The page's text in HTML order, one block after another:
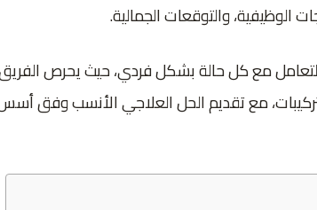
الوظيفية، والتوقعات الجمالية.
مع كل حالة بشكل فردي، حيث يحرص
مع تقديم الحل العلاجي الأنسب وفق